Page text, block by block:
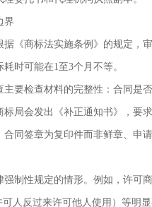
界
《商标法实施条例》的规定，
时可能在1至3个月不等。
要检查材料的完整性：合同是
局会发出《补正通知书》，要
同签章为复印件而非鲜章、申
制性规定的情形。例如，许可
人反过来许可他人使用）等明